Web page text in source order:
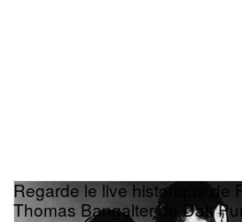
Regarde le live historique de
Thomas Bangalter de Daft